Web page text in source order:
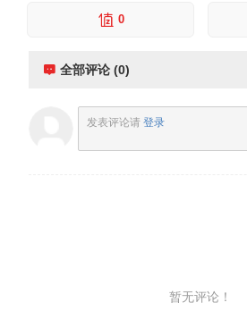
0
全部评论 (0)
发表评论请 登录
暂无评论！